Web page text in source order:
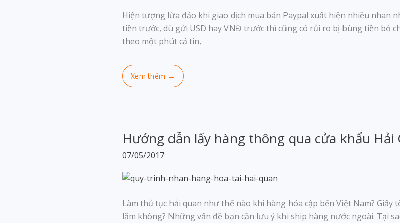
Hiện tượng lừa đảo khi giao dịch mua bán Paypal xuất hiện nhiều nhan
tiền trước, dù gửi USD hay VNĐ trước thì cũng có rủi ro bị bùng tiền bỏ
theo một phút cả tin,
Hướng dẫn lấy hàng thông qua cửa khẩu Hải
07/05/2017
Làm thủ tục hải quan như thế nào khi hàng hóa cập bến Việt Nam? Giấy
lắm không? Những vấn đề bạn cần lưu ý khi ship hàng nước ngoài. Tại